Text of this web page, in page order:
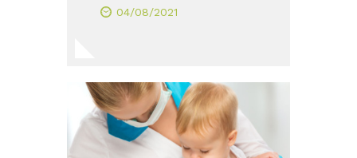
04/08/2021